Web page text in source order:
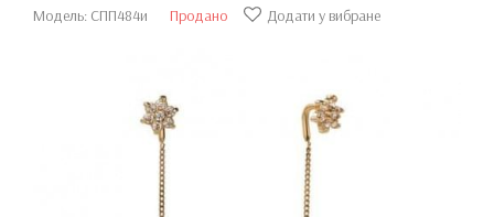
Модель: СПП484и Продано Додати у вибране